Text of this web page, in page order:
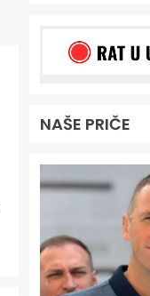
NAŠE PRIČE